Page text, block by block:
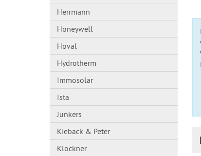
Herrmann
Honeywell
Hoval
Hydrotherm
Immosolar
Ista
Junkers
Kieback & Peter
Klöckner